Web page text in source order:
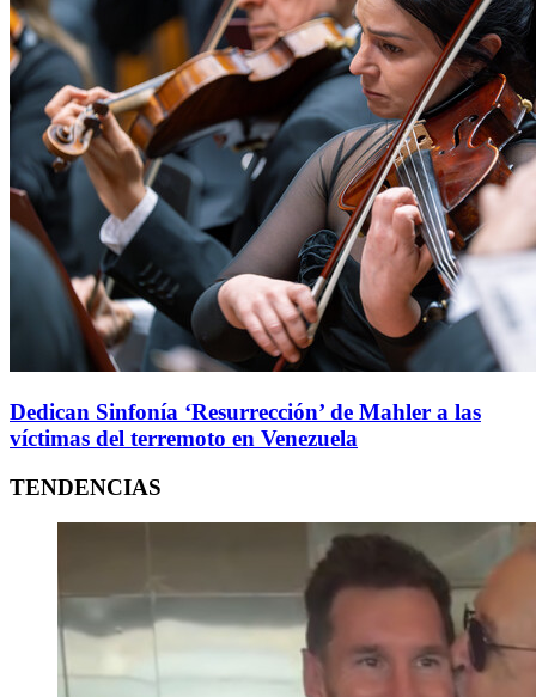
Dedican Sinfonía ‘Resurrección’ de Mahler a las
víctimas del terremoto en Venezuela
TENDENCIAS